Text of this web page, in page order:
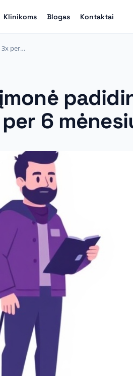
Klinikoms Blogas Kontaktai
3x per…
6